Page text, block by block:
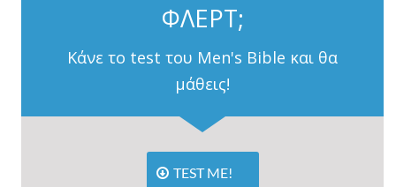
ΦΛΕΡΤ;
Κάνε το test του Men's Bible και θα
μάθεις!
TEST ME!